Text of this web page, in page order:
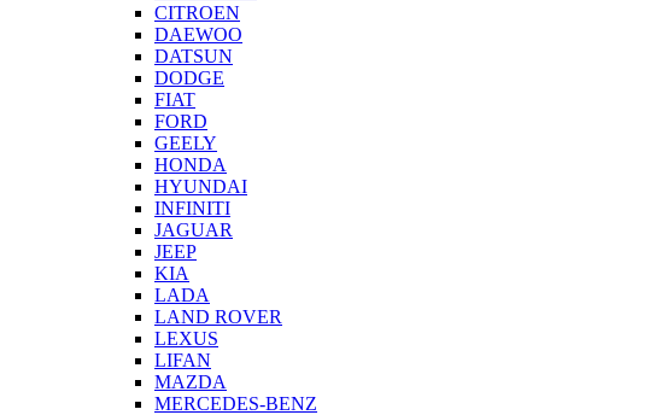
CITROEN
DAEWOO
DATSUN
DODGE
FIAT
FORD
GEELY
HONDA
HYUNDAI
INFINITI
JAGUAR
JEEP
KIA
LADA
LAND ROVER
LEXUS
LIFAN
MAZDA
MERCEDES-BENZ